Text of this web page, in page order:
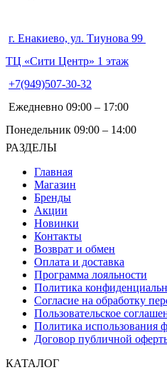
г. Енакиево, ул. Тиунова 99
ТЦ «Сити Центр» 1 этаж
+7(949)507-30-32
Ежедневно 09:00 – 17:00
Понедельник 09:00 – 14:00
РАЗДЕЛЫ
Главная
Магазин
Бренды
Акции
Новинки
Контакты
Возврат и обмен
Оплата и доставка
Программа лояльности
Политика
Согласие на обработку
Пользовательское
Политика использования
Договор публичной
КАТАЛОГ